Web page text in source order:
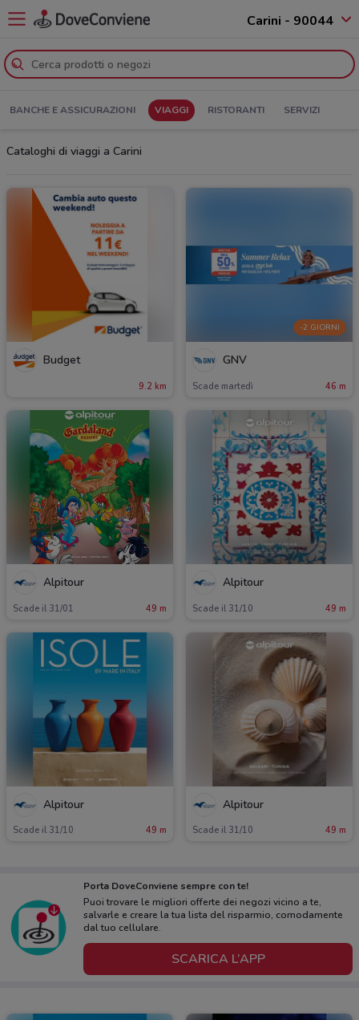
Carini - 90044
BANCHE E ASSICURAZIONI VIAGGI RISTORANTI SERVIZI
Cataloghi di viaggi a Carini
Budget
9.2 km
-2 GIORNI
GNV
Scade martedì 46 m
Alpitour
Scade il 31/01 49 m
Alpitour
Scade il 31/10 49 m
Alpitour
Scade il 31/10 49 m
Alpitour
Scade il 31/10 49 m
Porta DoveConviene sempre con te!
Puoi trovare le migliori offerte dei negozi vicino a te,
salvarle e creare la tua lista del risparmio, comodamente
dal tuo cellulare.
SCARICA L’APP